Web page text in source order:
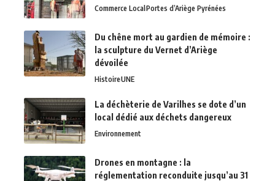
Commerce Local Portes d’Ariège Pyrénées
Du chêne mort au gardien de mémoire :
la sculpture du Vernet d’Ariège
dévoilée
HistoireUNE
La déchèterie de Varilhes se dote d’un
local dédié aux déchets dangereux
Environnement
Drones en montagne : la
réglementation reconduite jusqu’au 31